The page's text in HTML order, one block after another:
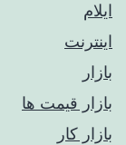
ایلام
اینترنت
بازار
بازار قیمت ها
بازار کار